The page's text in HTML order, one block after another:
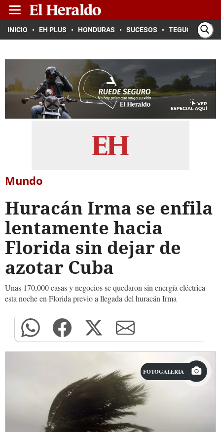
INICIO EH PLUS HONDURAS SUCESOS TEGUCIGALPA
Mundo
Huracán Irma se enfila
lentamente hacia
Florida sin dejar de
azotar Cuba
Unas 170,000 casas y negocios se quedaron sin energía eléctrica
esta noche en Florida previo a llegada del huracán Irma
FOTOGALERÍA